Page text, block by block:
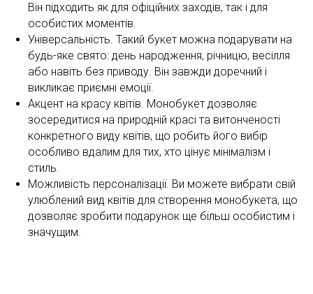
Він підходить як для офіційних заходів, так і для
особистих моментів.
Універсальність. Такий букет можна подарувати на
будь-яке свято: день народження, річницю, весілля
або навіть без приводу. Він завжди доречний і
викликає приємні емоції.
Акцент на красу квітів. Монобукет дозволяє
зосередитися на природній красі та витонченості
конкретного виду квітів, що робить його вибір
особливо вдалим для тих, хто цінує мінімалізм і
стиль.
Можливість персоналізації. Ви можете вибрати свій
улюблений вид квітів для створення монобукета, що
дозволяє зробити подарунок ще більш особистим і
значущим.